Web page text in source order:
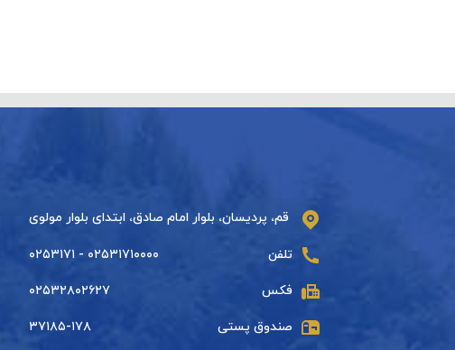
قم، پردیسان، بلوار امام صادق، ابتدای بلوار مولوی
تلفن ۰۲۵۳۱۷۱۰۰۰۰ - ۰۲۵۳۱۷۱
فکس ۰۲۵۳۲۸۰۲۶۲۷
صندوق پستی ۳۷۱۸۵-۱۷۸